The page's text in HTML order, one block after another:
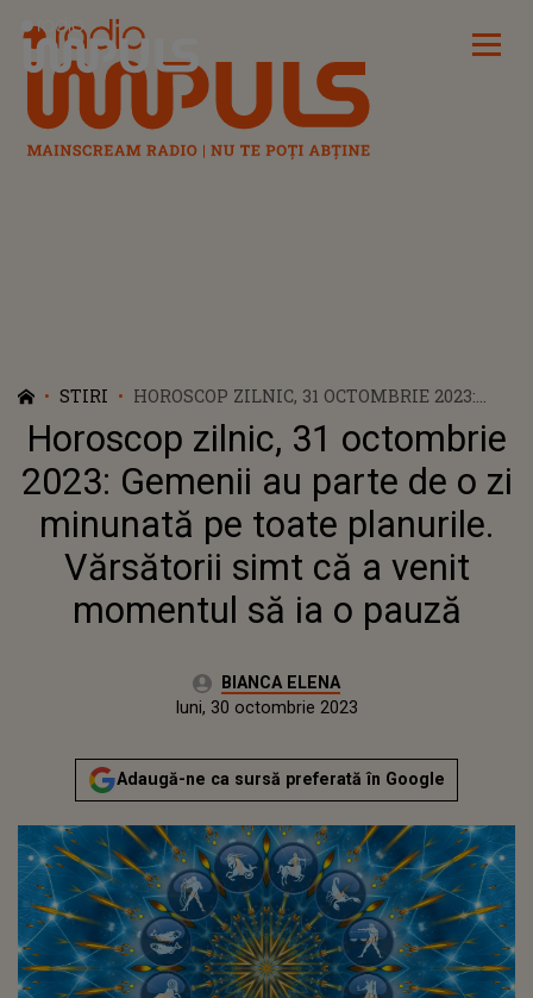
Radio Impuls
STIRI
HOROSCOP ZILNIC, 31 OCTOMBRIE 2023:
GEMENII AU PARTE DE O ZI MINUNATĂ PE
TOATE PLANURILE. VĂRSĂTORII SIMT CĂ
A VENIT MOMENTUL SĂ IA O PAUZĂ
Horoscop zilnic, 31 octombrie
2023: Gemenii au parte de o zi
minunată pe toate planurile.
Vărsătorii simt că a venit
momentul să ia o pauză
Autor:BIANCA ELENA
luni, 30 octombrie 2023Actualizat:
luni, 30 octombrie 2023
Adaugă-ne ca sursă preferată în Google